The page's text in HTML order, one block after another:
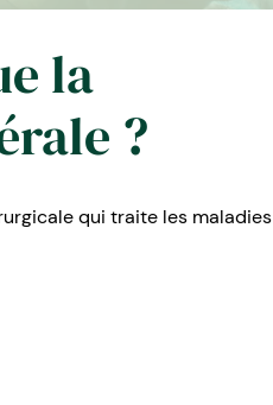
la
?
qui traite les maladies